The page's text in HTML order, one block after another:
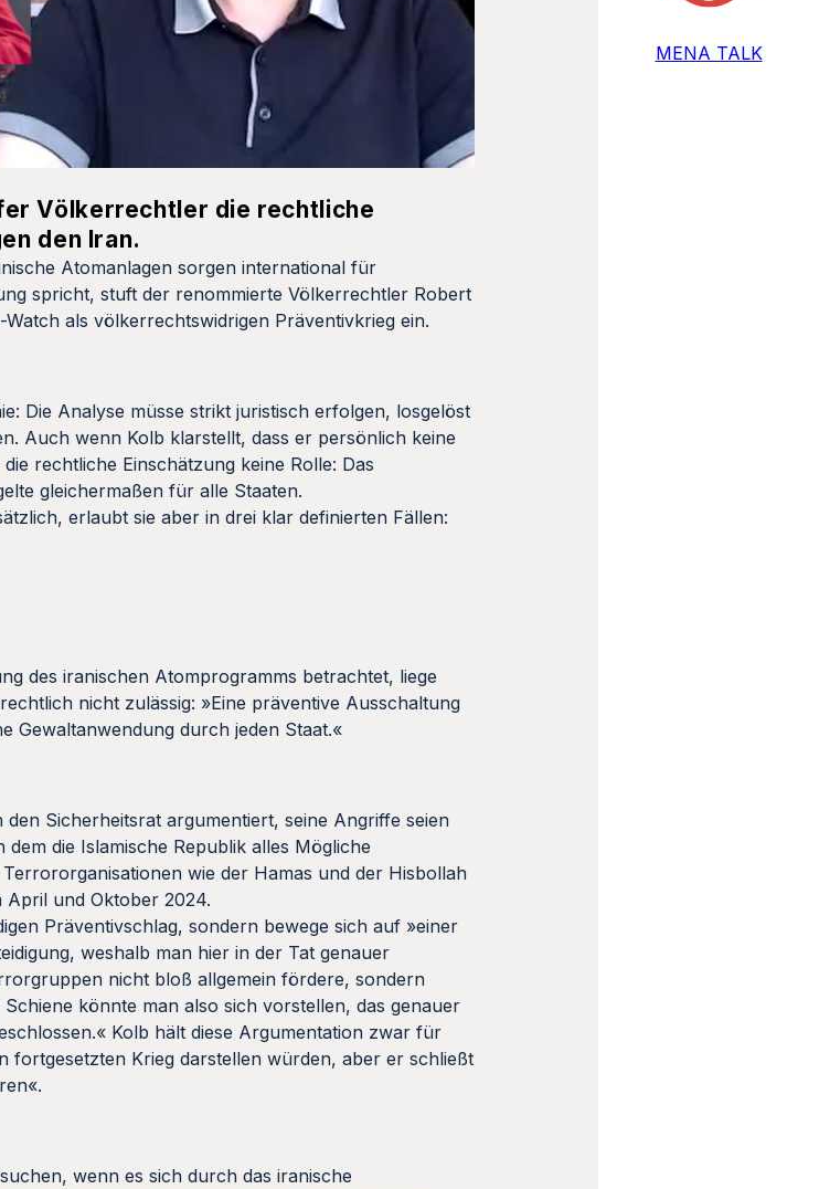
Völkerrechtler die rechtliche
den Iran.
Atomanlagen sorgen international für
spricht, stuft der renommierte Völkerrechtler Robert
als völkerrechtswidrigen Präventivkrieg ein.
Die Analyse müsse strikt juristisch erfolgen, losgelöst
Auch wenn Kolb klarstellt, dass er persönlich keine
rechtliche Einschätzung keine Rolle: Das
gleichermaßen für alle Staaten.
erlaubt sie aber in drei klar definierten Fällen:
des iranischen Atomprogramms betrachtet, liege
nicht zulässig: »Eine präventive Ausschaltung
Gewaltanwendung durch jeden Staat.«
Sicherheitsrat argumentiert, seine Angriffe seien
die Islamische Republik alles Mögliche
wie der Hamas und der Hisbollah
und Oktober 2024.
Präventivschlag, sondern bewege sich auf »einer
weshalb man hier in der Tat genauer
nicht bloß allgemein fördere, sondern
könnte man also sich vorstellen, das genauer
Kolb hält diese Argumentation zwar für
fortgesetzten Krieg darstellen würden, aber er schließt
wenn es sich durch das iranische
MENA TALK